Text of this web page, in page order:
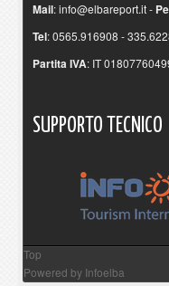
Mail:info@elbareport.it-
Tel: 0565.916908 -
Partita IVA: IT
SUPPORTO TECNICO
Top
Powered by Infoelba